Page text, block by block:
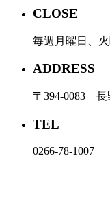
CLOSE
毎週月曜日、火
ADDRESS
〒394-0083 長
TEL
0266-78-1007